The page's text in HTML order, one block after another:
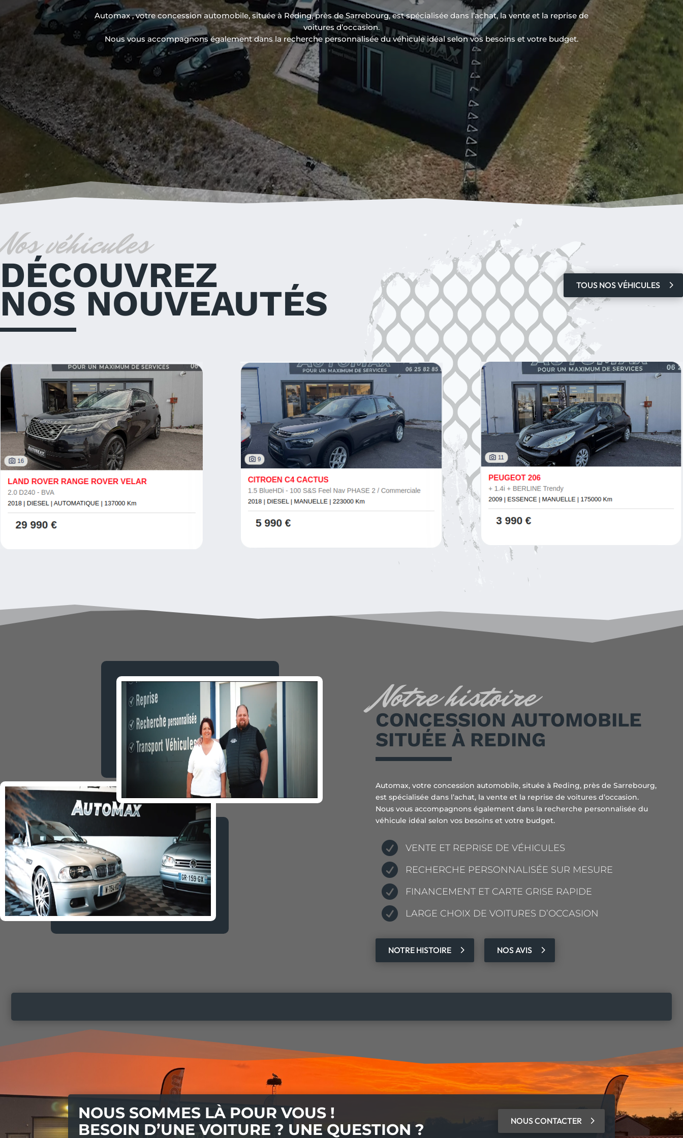
Automax , votre concession automobile, située à Reding, près de Sarrebourg, est spécialisée dans l’achat, la vente et la reprise de
voitures d’occasion.
Nous vous accompagnons également dans la recherche personnalisée du véhicule idéal selon vos besoins et votre budget.
Nos véhicules
DÉCOUVREZ
NOS NOUVEAUTÉS TOUS NOS VÉHICULES
Notre histoire
CONCESSION AUTOMOBILE
SITUÉE À REDING
Automax, votre concession automobile, située à Reding, près de Sarrebourg,
est spécialisée dans l’achat, la vente et la reprise de voitures d’occasion.
Nous vous accompagnons également dans la recherche personnalisée du
véhicule idéal selon vos besoins et votre budget.
 VENTE ET REPRISE DE VÉHICULES
 RECHERCHE PERSONNALISÉE SUR MESURE
 FINANCEMENT ET CARTE GRISE RAPIDE
 LARGE CHOIX DE VOITURES D’OCCASION
NOTRE HISTOIRE NOS AVIS
NOUS SOMMES LÀ POUR VOUS !
BESOIN D’UNE VOITURE ? UNE QUESTION ?
NOUS CONTACTER